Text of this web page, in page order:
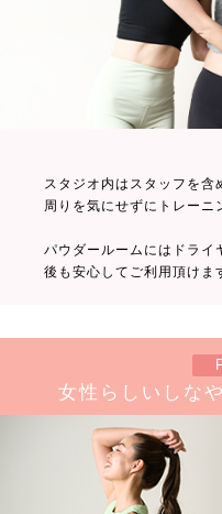
スタジオ内はスタッフを含
周りを気にせずにトレーニ
パウダールームにはドライ
後も安心してご利用頂けま
女性らしいしな